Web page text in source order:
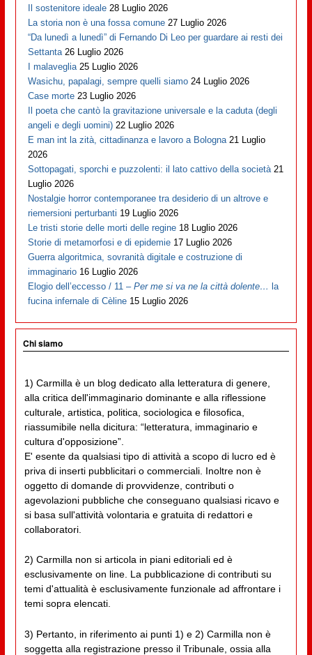
Il sostenitore ideale 28 Luglio 2026
La storia non è una fossa comune 27 Luglio 2026
“Da lunedì a lunedì” di Fernando Di Leo per guardare ai resti dei
Settanta 26 Luglio 2026
I malaveglia 25 Luglio 2026
Wasichu, papalagi, sempre quelli siamo 24 Luglio 2026
Case morte 23 Luglio 2026
Il poeta che cantò la gravitazione universale e la caduta (degli
angeli e degli uomini) 22 Luglio 2026
E man int la zità, cittadinanza e lavoro a Bologna 21 Luglio
2026
Sottopagati, sporchi e puzzolenti: il lato cattivo della società 21
Luglio 2026
Nostalgie horror contemporanee tra desiderio di un altrove e
riemersioni perturbanti 19 Luglio 2026
Le tristi storie delle morti delle regine 18 Luglio 2026
Storie di metamorfosi e di epidemie 17 Luglio 2026
Guerra algoritmica, sovranità digitale e costruzione di
immaginario 16 Luglio 2026
Elogio dell’eccesso / 11 –Per me si va ne la città dolente… la
fucina infernale di Cèline 15 Luglio 2026
Chi siamo
1) Carmilla è un blog dedicato alla letteratura di genere,
alla critica dell'immaginario dominante e alla riflessione
culturale, artistica, politica, sociologica e filosofica,
riassumibile nella dicitura: “letteratura, immaginario e
cultura d'opposizione”.
E' esente da qualsiasi tipo di attività a scopo di lucro ed è
priva di inserti pubblicitari o commerciali. Inoltre non è
oggetto di domande di provvidenze, contributi o
agevolazioni pubbliche che conseguano qualsiasi ricavo e
si basa sull'attività volontaria e gratuita di redattori e
collaboratori.
2) Carmilla non si articola in piani editoriali ed è
esclusivamente on line. La pubblicazione di contributi su
temi d'attualità è esclusivamente funzionale ad affrontare i
temi sopra elencati.
3) Pertanto, in riferimento ai punti 1) e 2) Carmilla non è
soggetta alla registrazione presso il Tribunale, ossia alla